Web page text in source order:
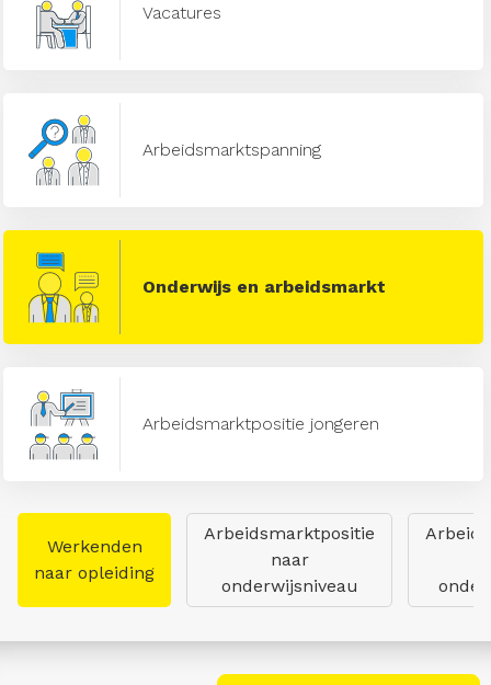
Vacatures
Arbeidsmarktspanning
Onderwijs en arbeidsmarkt
Arbeidsmarktpositie jongeren
Werkenden
naar opleiding
Arbeidsmarktpositie
naar
onderwijsniveau